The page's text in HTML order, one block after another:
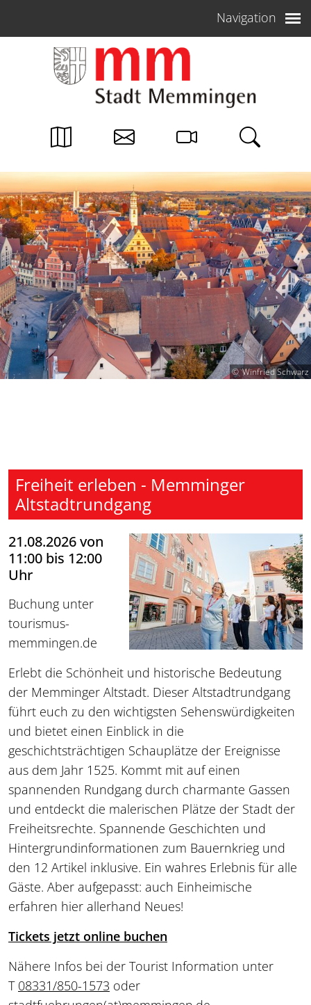
Navigation
Winfried Schwarz
Freiheit erleben - Memminger
Altstadtrundgang
21.08.2026 von
11:00 bis 12:00
Uhr
Buchung unter
tourismus-
memmingen.de
Erlebt die Schönheit und historische Bedeutung
der Memminger Altstadt. Dieser Altstadtrundgang
führt euch zu den wichtigsten Sehenswürdigkeiten
und bietet einen Einblick in die
geschichtsträchtigen Schauplätze der Ereignisse
aus dem Jahr 1525. Kommt mit auf einen
spannenden Rundgang durch charmante Gassen
und entdeckt die malerischen Plätze der Stadt der
Freiheitsrechte. Spannende Geschichten und
Hintergrundinformationen zum Bauernkrieg und
den 12 Artikel inklusive. Ein wahres Erlebnis für alle
Gäste. Aber aufgepasst: auch Einheimische
erfahren hier allerhand Neues!
Tickets jetzt online buchen
Nähere Infos bei der Tourist Information unter
T 08331/850-1573 oder